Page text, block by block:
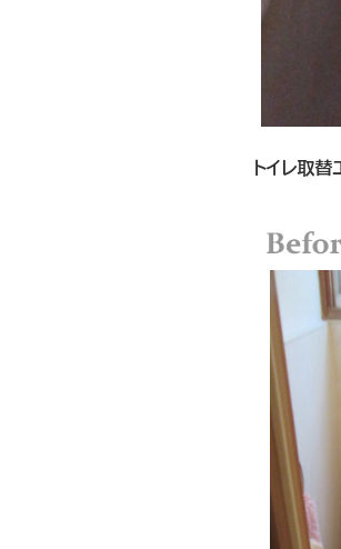
トイレ取